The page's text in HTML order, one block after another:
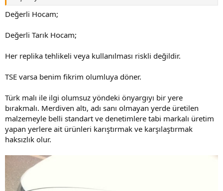
Değerli Hocam;
Değerli Tarık Hocam;
Her replika tehlikeli veya kullanılması riskli değildir.
TSE varsa benim fikrim olumluya döner.
Türk malı ile ilgi olumsuz yöndeki önyargıyı bir yere
bırakmalı. Merdiven altı, adı sanı olmayan yerde üretilen
malzemeyle belli standart ve denetimlere tabi markalı üretim
yapan yerlere ait ürünleri karıştırmak ve karşılaştırmak
haksızlık olur.